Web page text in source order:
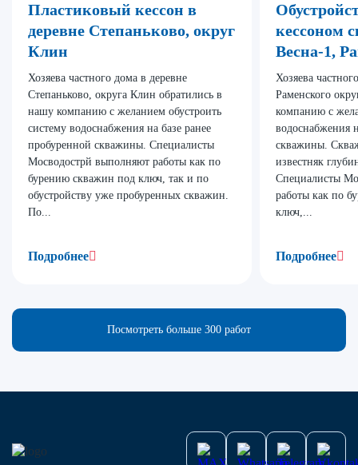
Пластиковый кессон в
деревне Степаньково, округ
Клин
Хозяева частного дома в деревне
Степаньково, округа Клин обратились в
нашу компанию с желанием обустроить
систему водоснабжения на базе ранее
пробуренной скважины. Специалисты
Мосводострй выполняют работы как по
бурению скважин под ключ, так и по
обустройству уже пробуренных скважин.
По...
Подробнее
кессоном
Весна-1,
Хозяева
Раменского
компанию с
водоснабжения
скважины.
известняк
Специалисты
работы как по
ключ,...
Подробнее
Посмотреть больше 300 работ